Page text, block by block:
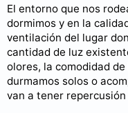
El entorno que nos
dormimos y en la
ventilación del lugar
cantidad de luz
olores, la comodidad
durmamos solos o
van a tener